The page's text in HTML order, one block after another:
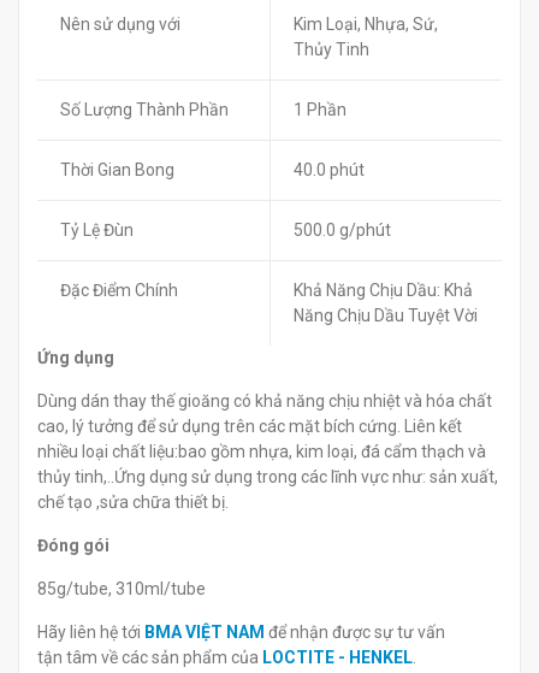
Nên sử dụng với
Kim Loại, Nhựa, Sứ,
Thủy Tinh
Số Lượng Thành Phần 1 Phần
Thời Gian Bong 40.0 phút
Tỷ Lệ Đùn 500.0 g/phút
Đặc Điểm Chính
Khả Năng Chịu Dầu: Khả
Năng Chịu Dầu Tuyệt Vời
Ứng dụng
Dùng dán thay thế gioăng có khả năng chịu nhiệt và hóa chất
cao, lý tưởng để sử dụng trên các mặt bích cứng. Liên kết
nhiều loại chất liệu:bao gồm nhựa, kim loại, đá cẩm thạch và
thủy tinh,..Ứng dụng sử dụng trong các lĩnh vực như: sản xuất,
chế tạo ,sửa chữa thiết bị.
Đóng gói
85g/tube, 310ml/tube
Hãy liên hệ tới BMA VIỆT NAM để nhận được sự tư vấn
tận tâm về các sản phẩm của LOCTITE - HENKEL